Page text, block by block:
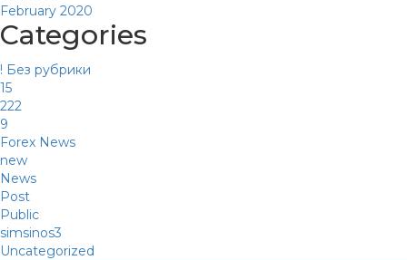
February 2020
Categories
! Без рубрики
15
222
9
Forex News
new
News
Post
Public
simsinos3
Uncategorized